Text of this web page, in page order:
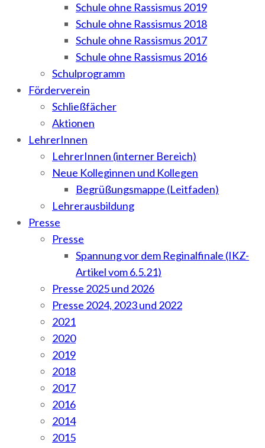
Schule ohne Rassismus 2019
Schule ohne Rassismus 2018
Schule ohne Rassismus 2017
Schule ohne Rassismus 2016
Schulprogramm
Förderverein
Schließfächer
Aktionen
LehrerInnen
LehrerInnen (interner Bereich)
Neue Kolleginnen und Kollegen
Begrüßungsmappe (Leitfaden)
Lehrerausbildung
Presse
Presse
Spannung vor dem Reginalfinale (IKZ-
Artikel vom 6.5.21)
Presse 2025 und 2026
Presse 2024, 2023 und 2022
2021
2020
2019
2018
2017
2016
2014
2015